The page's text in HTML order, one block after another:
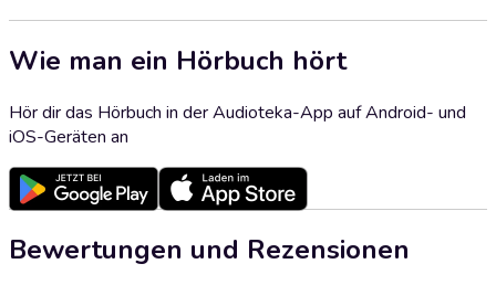
Wie man ein Hörbuch hört
Hör dir das Hörbuch in der Audioteka-App auf Android- und
iOS-Geräten an
Bewertungen und Rezensionen